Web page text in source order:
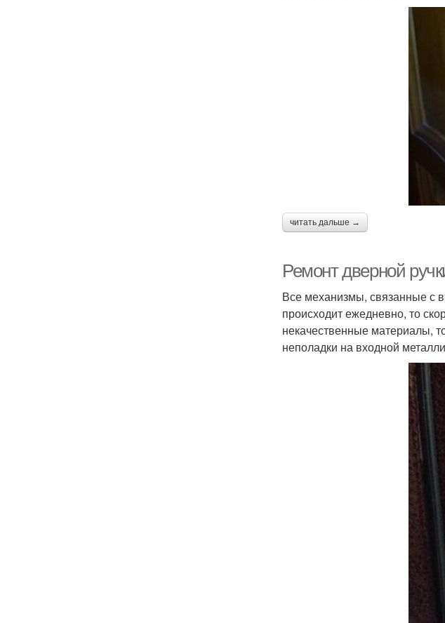
читать дальше →
Ремонт дверной
Все механизмы, связанные с
происходит ежедневно, то
некачественные материалы,
неполадки на входной